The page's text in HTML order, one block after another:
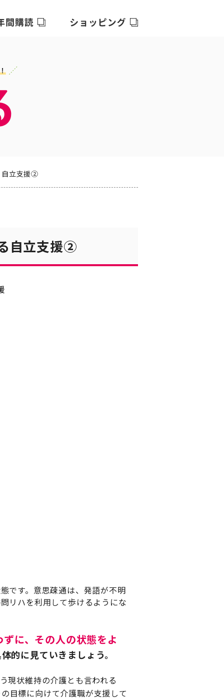
自立支援②
自立支援②
です。意思疎通は、発語が不明
リハを利用して歩けるようにな
に、その人の状態をよ
的に見ていきましょう。
現状維持の介護とも言われる
目標に向けて介護職が支援して